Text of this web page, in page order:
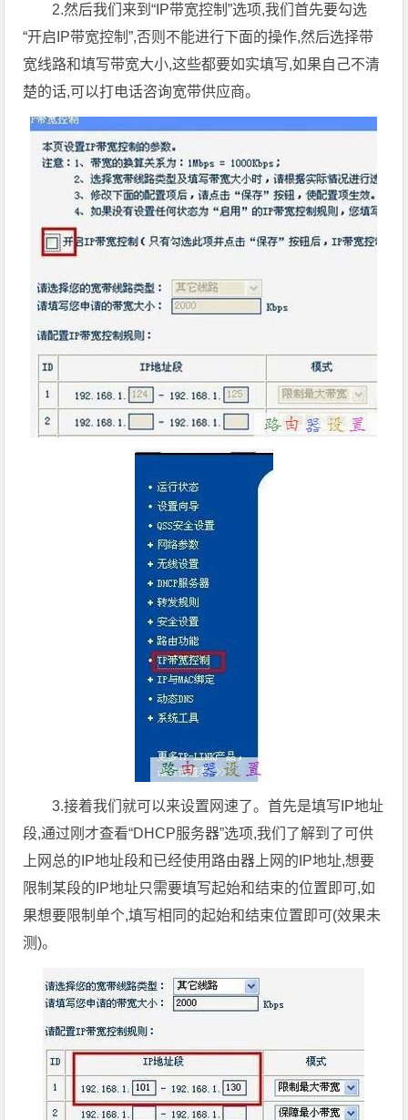
2.然后我们来到“IP带宽控制”选项,我们首先要勾选
“开启IP带宽控制”,否则不能进行下面的操作,然后选择带
宽线路和填写带宽大小,这些都要如实填写,如果自己不清
楚的话,可以打电话咨询宽带供应商。
3.接着我们就可以来设置网速了。首先是填写IP地址
段,通过刚才查看“DHCP服务器”选项,我们了解到了可供
上网总的IP地址段和已经使用路由器上网的IP地址,想要
限制某段的IP地址只需要填写起始和结束的位置即可,如
果想要限制单个,填写相同的起始和结束位置即可(效果未
测)。